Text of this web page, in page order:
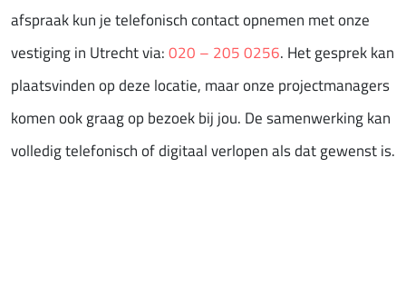
afspraak kun je telefonisch contact opnemen met onze
vestiging in Utrecht via:020 – 205 0256. Het gesprek kan
plaatsvinden op deze locatie, maar onze projectmanagers
komen ook graag op bezoek bij jou. De samenwerking kan
volledig telefonisch of digitaal verlopen als dat gewenst is.